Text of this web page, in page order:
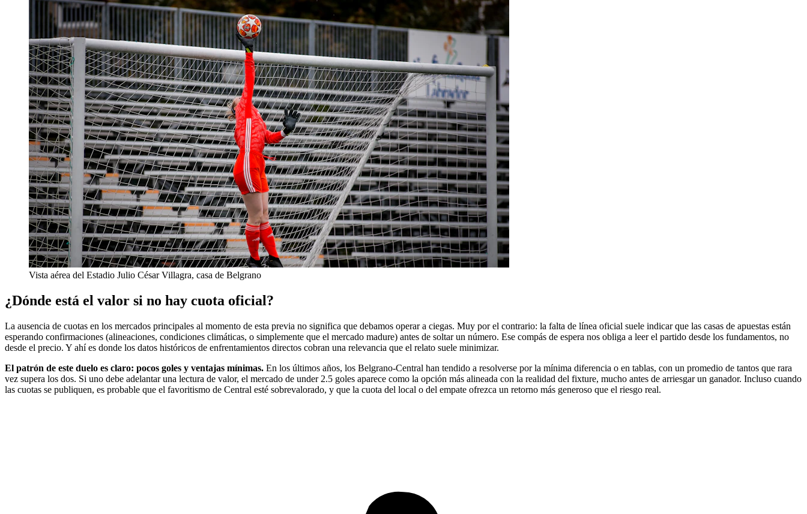
Vista aérea del Estadio Julio César Villagra, casa de Belgrano
¿Dónde está el valor si no hay cuota oficial?
La ausencia de cuotas en los mercados principales al momento de esta previa no significa que debamos operar a ciegas. Muy por el contrario: la falta de línea oficial suele indicar que las casas de apuestas están
esperando confirmaciones (alineaciones, condiciones climáticas, o simplemente que el mercado madure) antes de soltar un número. Ese compás de espera nos obliga a leer el partido desde los fundamentos, no
desde el precio. Y ahí es donde los datos históricos de enfrentamientos directos cobran una relevancia que el relato suele minimizar.
El patrón de este duelo es claro: pocos goles y ventajas mínimas. En los últimos años, los Belgrano-Central han tendido a resolverse por la mínima diferencia o en tablas, con un promedio de tantos que rara
vez supera los dos. Si uno debe adelantar una lectura de valor, el mercado de under 2.5 goles aparece como la opción más alineada con la realidad del fixture, mucho antes de arriesgar un ganador. Incluso cuando
las cuotas se publiquen, es probable que el favoritismo de Central esté sobrevalorado, y que la cuota del local o del empate ofrezca un retorno más generoso que el riesgo real.